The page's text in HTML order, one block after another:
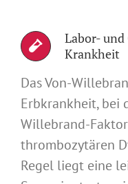
Labor-
Krankheit
Das Von-
Erbkrankheit, bei
Willebrand-
thrombozytären
Regel liegt eine